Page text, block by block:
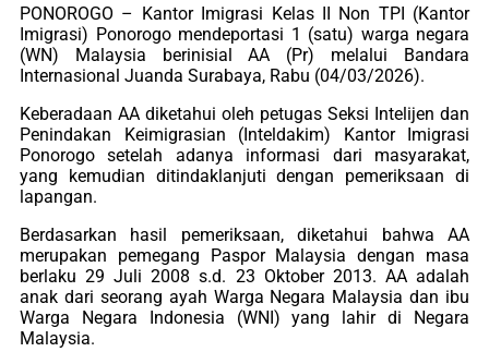
PONOROGO – Kantor Imigrasi Kelas II Non TPI (Kantor
Imigrasi) Ponorogo mendeportasi 1 (satu) warga negara
(WN) Malaysia berinisial AA (Pr) melalui Bandara
Internasional Juanda Surabaya, Rabu (04/03/2026).
Keberadaan AA diketahui oleh petugas Seksi Intelijen dan
Penindakan Keimigrasian (Inteldakim) Kantor Imigrasi
Ponorogo setelah adanya informasi dari masyarakat,
yang kemudian ditindaklanjuti dengan pemeriksaan di
lapangan.
Berdasarkan hasil pemeriksaan, diketahui bahwa AA
merupakan pemegang Paspor Malaysia dengan masa
berlaku 29 Juli 2008 s.d. 23 Oktober 2013. AA adalah
anak dari seorang ayah Warga Negara Malaysia dan ibu
Warga Negara Indonesia (WNI) yang lahir di Negara
Malaysia.